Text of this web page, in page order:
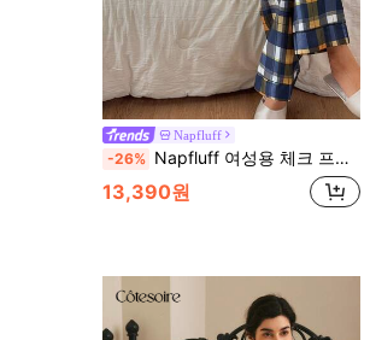
Napfluff
-26% Napfluff 여성용 체크 프린트 곰 머리 자수 패치 포켓 앞 단추 긴팔 긴바지 파자마 세트
13,390원